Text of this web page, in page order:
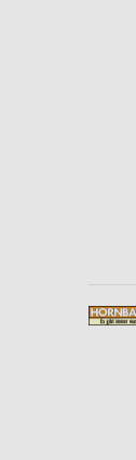
Analyse von
Geräte
Notwendig